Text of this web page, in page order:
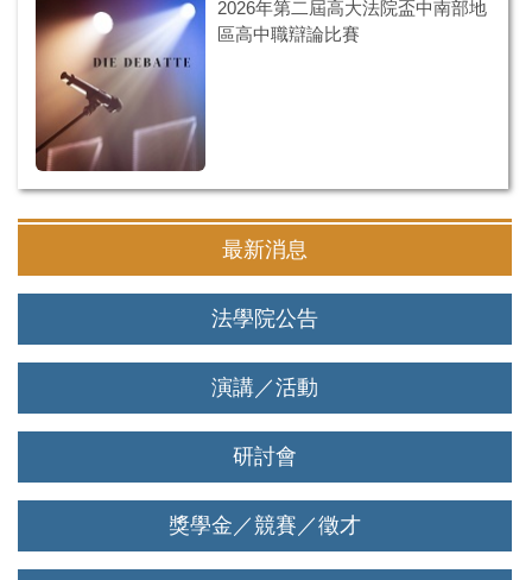
2026年第二屆高大法院盃中南部地
區高中職辯論比賽
最新消息
法學院公告
演講／活動
研討會
獎學金／競賽／徵才